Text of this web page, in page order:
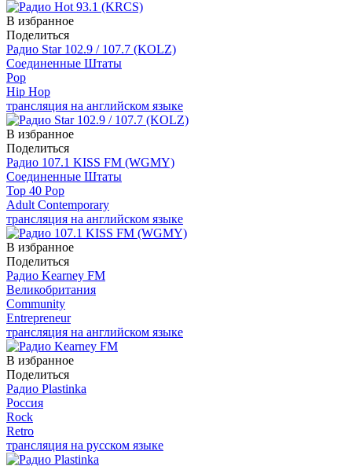
В избранное
Поделиться
Радио Star 102.9 / 107.7 (KOLZ)
Соединенные Штаты
Pop
Hip Hop
трансляция на английском языке
В избранное
Поделиться
Радио 107.1 KISS FM (WGMY)
Соединенные Штаты
Top 40 Pop
Adult Contemporary
трансляция на английском языке
В избранное
Поделиться
Радио Kearney FM
Великобритания
Community
Entrepreneur
трансляция на английском языке
В избранное
Поделиться
Радио Plastinka
Россия
Rock
Retro
трансляция на русском языке